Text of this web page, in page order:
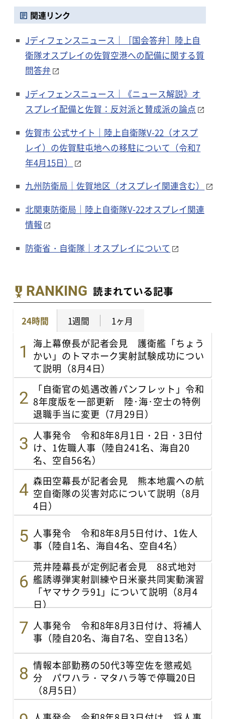
関連リンク
Jディフェンスニュース｜［国会答弁］陸上自
衛隊オスプレイの佐賀空港への配備に関する質
問答弁
Jディフェンスニュース｜《ニュース解説》オ
スプレイ配備と佐賀：反対派と賛成派の論点
佐賀市 公式サイト｜陸上自衛隊V-22（オスプ
レイ）の佐賀駐屯地への移駐について（令和7
年4月15日）
九州防衛局｜佐賀地区（オスプレイ関連含む）
北関東防衛局｜陸上自衛隊V-22オスプレイ関連
情報
防衛省・自衛隊｜オスプレイについて
RANKING 読まれている記事
24時間 1週間 1ヶ月
海上幕僚長が記者会見 護衛艦「ちょう
かい」のトマホーク実射試験成功につい
て説明（8月4日）
「自衛官の処遇改善パンフレット」令和
8年度版を一部更新 陸･海･空士の特例
退職手当に変更（7月29日）
人事発令 令和8年8月1日・2日・3日付
け、1佐職人事（陸自241名、海自20
名、空自56名）
森田空幕長が記者会見 熊本地震への航
空自衛隊の災害対応について説明（8月
4日）
人事発令 令和8年8月5日付け、1佐人
事（陸自1名、海自4名、空自4名）
荒井陸幕長が定例記者会見 88式地対
艦誘導弾実射訓練や日米豪共同実動演習
「ヤマサクラ91」について説明（8月4
日）
人事発令 令和8年8月3日付け、将補人
事（陸自20名、海自7名、空自13名）
情報本部勤務の50代3等空佐を懲戒処
分 パワハラ・マタハラ等で停職20日
（8月5日）